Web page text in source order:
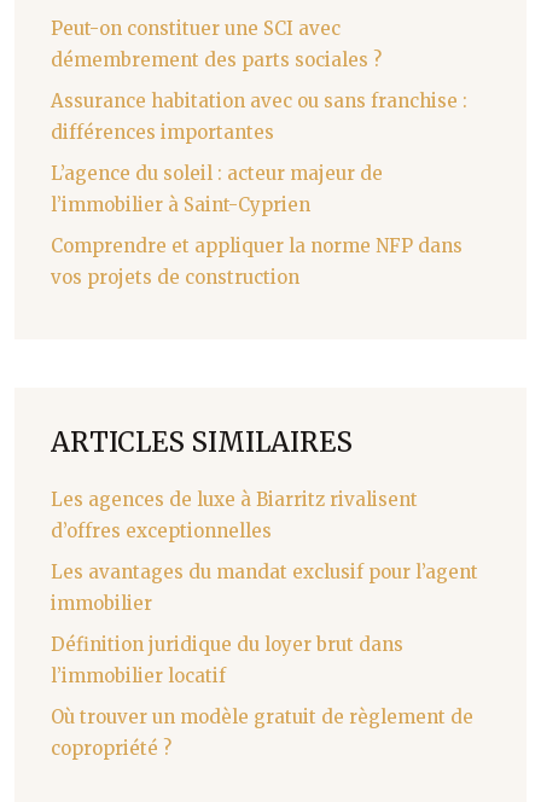
Peut-on constituer une SCI avec
démembrement des parts sociales ?
Assurance habitation avec ou sans franchise :
différences importantes
L’agence du soleil : acteur majeur de
l’immobilier à Saint-Cyprien
Comprendre et appliquer la norme NFP dans
vos projets de construction
ARTICLES SIMILAIRES
Les agences de luxe à Biarritz rivalisent
d’offres exceptionnelles
Les avantages du mandat exclusif pour l’agent
immobilier
Définition juridique du loyer brut dans
l’immobilier locatif
Où trouver un modèle gratuit de règlement de
copropriété ?